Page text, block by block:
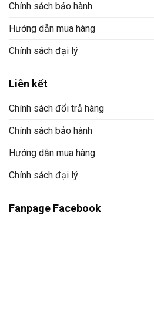
Chính sách bảo hành
Hướng dẫn mua hàng
Chính sách đại lý
Liên kết
Chính sách đổi trả hàng
Chính sách bảo hành
Hướng dẫn mua hàng
Chính sách đại lý
Fanpage Facebook